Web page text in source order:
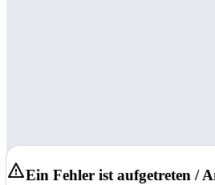
Ein Fehler ist aufgetreten /